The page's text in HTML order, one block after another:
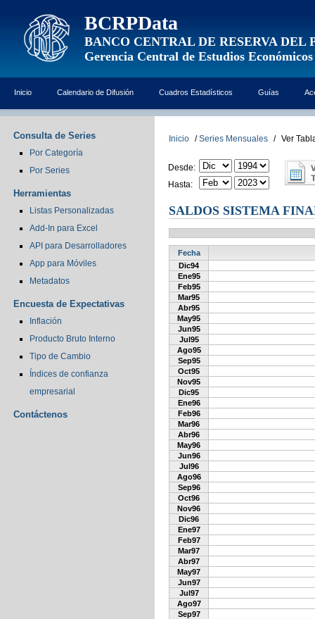
BCRPData
BANCO CENTRAL DE RESERVA DEL
Gerencia Central de Estudios Económicos
Inicio Calendario de Difusión Cuadros Estadísticos Guías
Consulta de Series
Por Categoría
Por Series
Herramientas
Listas Personalizadas
Add-In para Excel
API para Desarrolladores
App para Móviles
Metadatos
Encuesta de Expectativas
Inflación
Producto Bruto Interno
Tipo de Cambio
Índices de confianza
empresarial
Contáctenos
Inicio / Series Mensuales / Ver
Desde:
Hasta:
SALDOS SISTEMA
Fecha
Dic94
Ene95
Feb95
Mar95
Abr95
May95
Jun95
Jul95
Ago95
Sep95
Oct95
Nov95
Dic95
Ene96
Feb96
Mar96
Abr96
May96
Jun96
Jul96
Ago96
Sep96
Oct96
Nov96
Dic96
Ene97
Feb97
Mar97
Abr97
May97
Jun97
Jul97
Ago97
Sep97